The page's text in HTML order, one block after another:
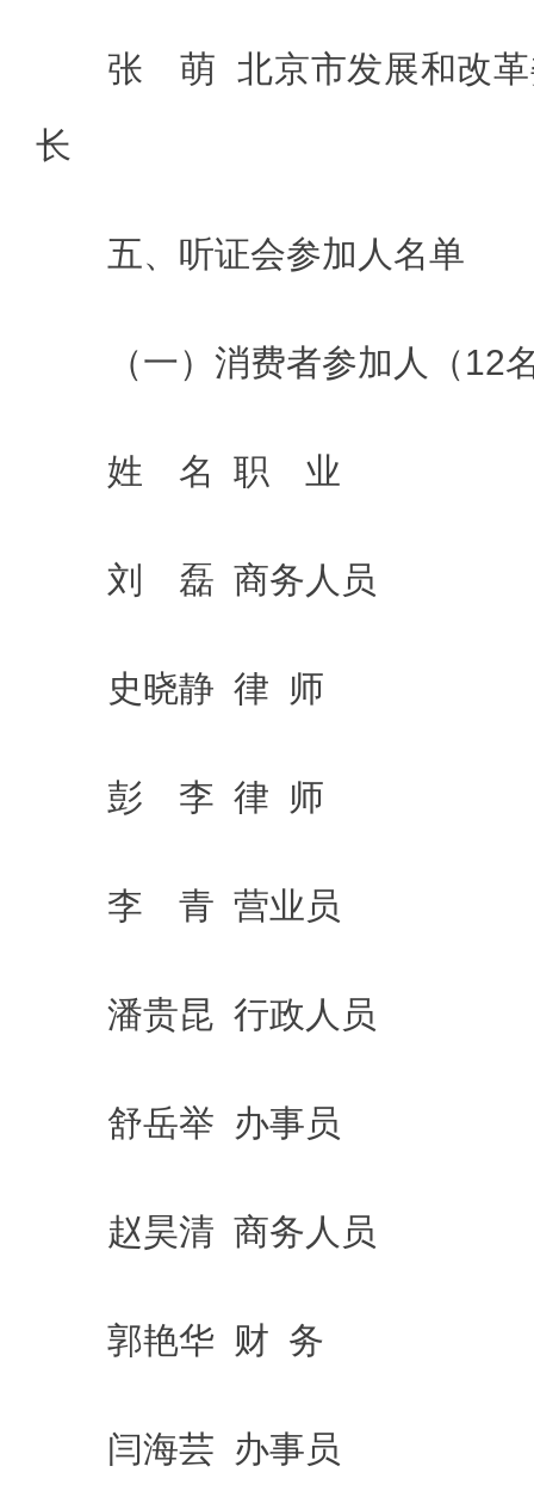
张 萌 北京市发展和改革
长
五、听证会参加人名单
（一）消费者参加人（12
姓 名 职 业
刘 磊 商务人员
史晓静 律 师
彭 李 律 师
李 青 营业员
潘贵昆 行政人员
舒岳举 办事员
赵昊清 商务人员
郭艳华 财 务
闫海芸 办事员